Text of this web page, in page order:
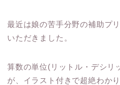
最近は娘の苦手分野の補助プ
いただきました。
算数の単位(リットル・デシリ
が、イラスト付きで超絶わか